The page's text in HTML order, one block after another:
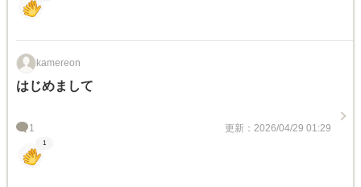
kamereon
はじめまして
1 更新：2026/04/29 01:29
1